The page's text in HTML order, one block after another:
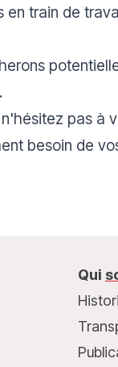
en train de
pas à
besoin de
Qui